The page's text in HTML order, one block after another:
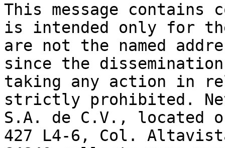
This message
is intended only for
are not the named
since the
taking any action in
strictly prohibited.
S.A. de C.V., located
427 L4-6, Col.